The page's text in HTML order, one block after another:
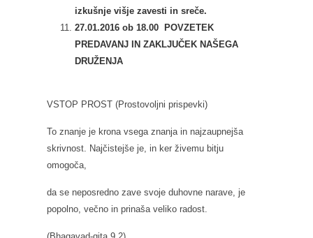
izkušnje višje zavesti in sreče.
27.01.2016 ob 18.00 POVZETEK
PREDAVANJ IN ZAKLJUČEK NAŠEGA
DRUŽENJA
VSTOP PROST (Prostovoljni prispevki)
To znanje je krona vsega znanja in najzaupnejša
skrivnost. Najčistejše je, in ker živemu bitju
omogoča,
da se neposredno zave svoje duhovne narave, je
popolno, večno in prinaša veliko radost.